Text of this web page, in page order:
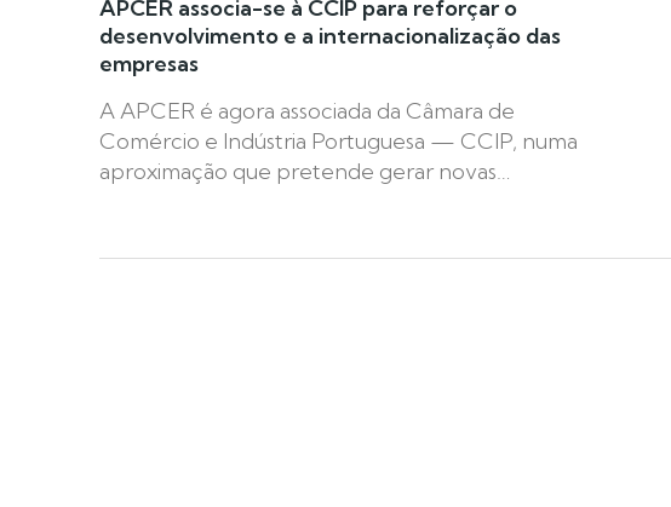
A APCER é agora associada da Câmara de
Comércio e Indústria Portuguesa — CCIP, numa
aproximação que pretende gerar novas…
APCER associa-se à CCIP para reforçar o
desenvolvimento e a internacionalização das
empresas